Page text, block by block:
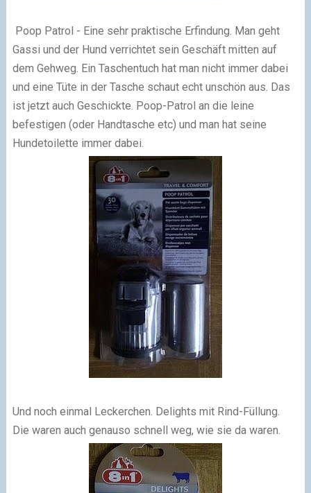
Poop Patrol - Eine sehr praktische Erfindung. Man geht
Gassi und der Hund verrichtet sein Geschäft mitten auf
dem Gehweg. Ein Taschentuch hat man nicht immer dabei
und eine Tüte in der Tasche schaut echt unschön aus. Das
ist jetzt auch Geschickte. Poop-Patrol an die leine
befestigen (oder Handtasche etc) und man hat seine
Hundetoilette immer dabei.
Und noch einmal Leckerchen. Delights mit Rind-Füllung.
Die waren auch genauso schnell weg, wie sie da waren.